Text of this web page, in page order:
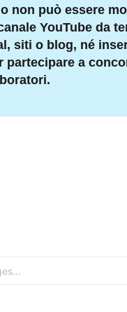
non può essere
YouTube da
siti o blog, né
partecipare a